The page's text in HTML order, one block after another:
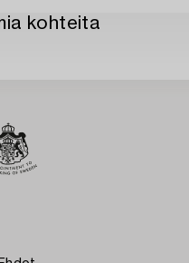
kohteita